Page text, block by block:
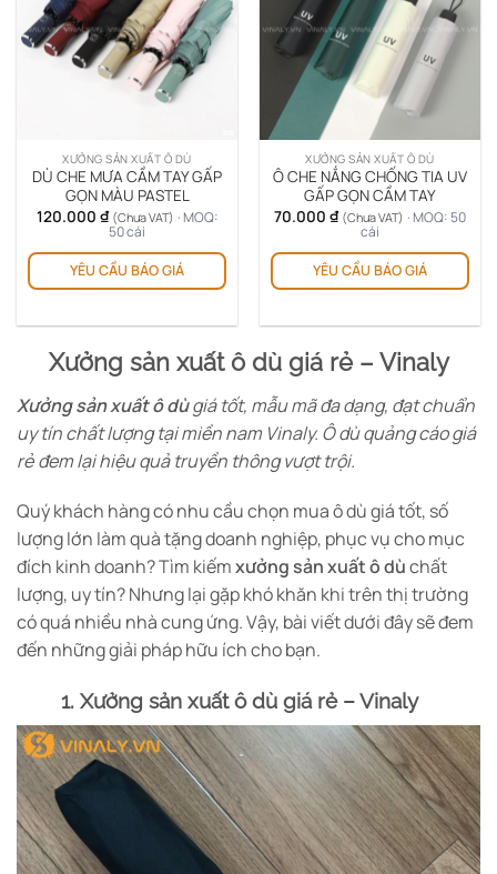
XƯỞNG SẢN XUẤT Ô DÙ
DÙ CHE MƯA CẦM TAY GẤP
GỌN MÀU PASTEL
120.000 ₫ (Chưa VAT) · MOQ:
50 cái
YÊU CẦU BÁO GIÁ
XƯỞNG SẢN XUẤT Ô DÙ
Ô CHE NẮNG CHỐNG TIA UV
GẤP GỌN CẦM TAY
70.000 ₫ (Chưa VAT) · MOQ: 50
cái
YÊU CẦU BÁO GIÁ
Các
tùy
sản
Xưởng sản xuất ô dù giá rẻ – Vinaly
Xưởng sản xuất ô dùgiá tốt, mẫu mã đa dạng, đạt chuẩn
uy tín chất lượng tại miền nam Vinaly. Ô dù quảng cáo giá
rẻ đem lại hiệu quả truyền thông vượt trội.
Quý khách hàng có nhu cầu chọn mua ô dù giá tốt, số
lượng lớn làm quà tặng doanh nghiệp, phục vụ cho mục
đích kinh doanh? Tìm kiếmxưởng sản xuất ô dùchất
lượng, uy tín? Nhưng lại gặp khó khăn khi trên thị trường
có quá nhiều nhà cung ứng. Vậy, bài viết dưới đây sẽ đem
đến những giải pháp hữu ích cho bạn.
1. Xưởng sản xuất ô dù giá rẻ – Vinaly